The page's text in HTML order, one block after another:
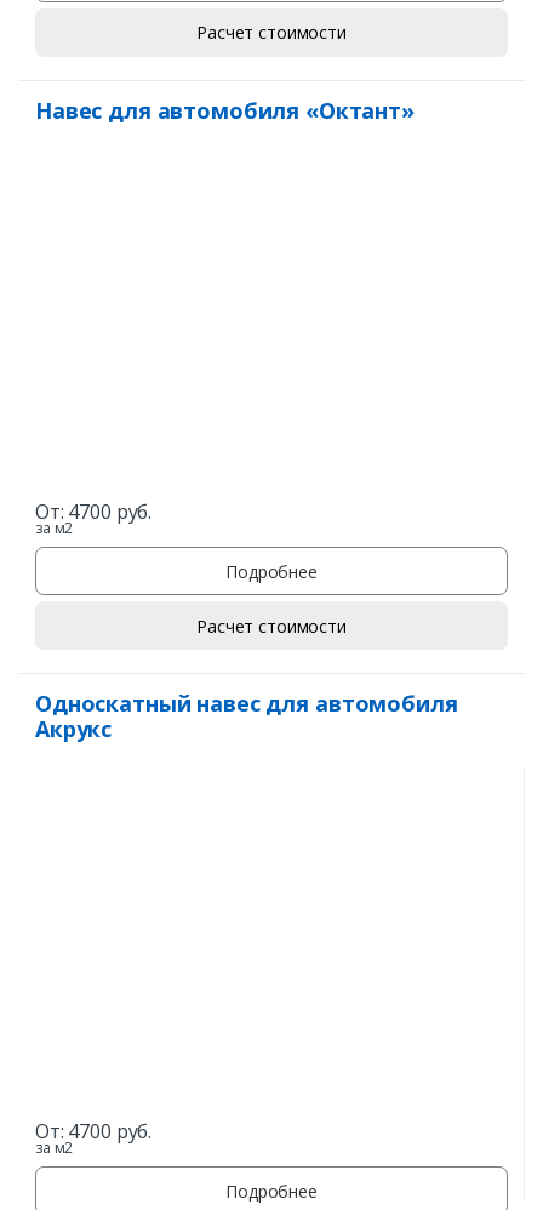
Расчет стоимости
Навес для автомобиля «Октант»
От: 4700 руб.
за м2
Подробнее
Расчет стоимости
Односкатный навес для автомобиля
Акрукс
От: 4700 руб.
за м2
Подробнее